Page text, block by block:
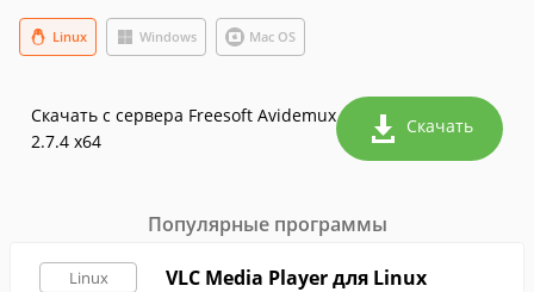
Windows
Linux Mac OS
Скачать с сервера Freesoft Avidemux
2.7.4 x64
Скачать
Популярные программы
Linux VLC Media Player для Linux